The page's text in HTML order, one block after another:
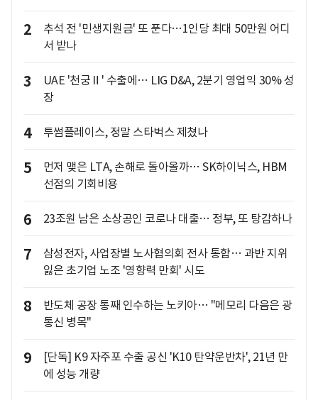
2
추석 전 '민생지원금' 또 푼다…1인당 최대 50만원 어디
서 받나
3
UAE '천궁Ⅱ' 수출에… LIG D&A, 2분기 영업익 30% 성
장
4 투썸플레이스, 정말 스타벅스 제쳤나
5
먼저 맺은 LTA, 손해로 돌아올까… SK하이닉스, HBM
선점의 기회비용
6 23조원 남은 소상공인 코로나 대출… 정부, 또 탕감하나
7
삼성전자, 사업장별 노사협의회 전사 통합… 과반 지위
잃은 초기업 노조 '영향력 만회' 시도
8
반도체 공장 통째 인수하는 노키아… "메모리 다음은 광
통신 병목"
9
[단독] K9 자주포 수출 공신 'K10 탄약운반차', 21년 만
에 성능 개량